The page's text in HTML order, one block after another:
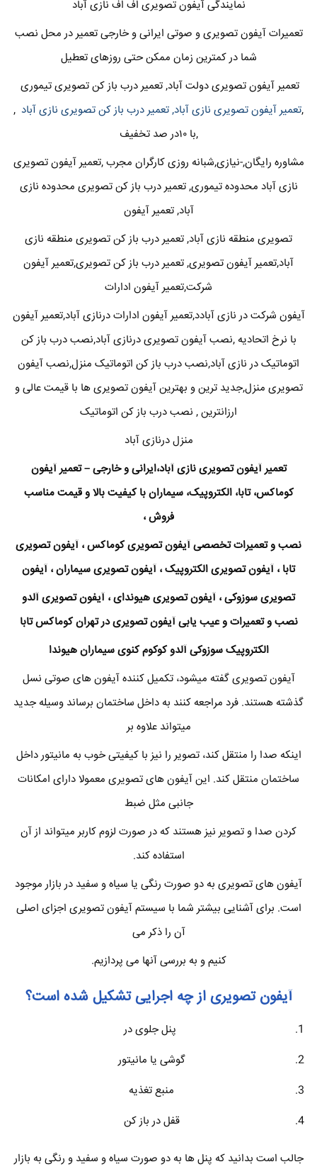
نمایندگی آیفون تصویری اف اف نازی آباد
تعمیرات آیفون تصویری و صوتی ایرانی و خارجی تعمیر در محل نصب
شما در کمترین زمان ممکن حتی روزهای تعطیل
تعمیر آیفون تصویری دولت آباد, تعمیر درب باز کن تصویری تیموری
,تعمیر آیفون تصویری نازی آباد, تعمیر درب باز کن تصویری نازی آباد ,
,با ۱۰در صد تخفیف
مشاوره رایگان,-نیازی,شبانه روزی کارگران مجرب ,تعمیر آیفون تصویری
نازی آباد محدوده تیموری, تعمیر درب باز کن تصویری محدوده نازی
آباد, تعمیر آیفون
تصویری منطقه نازی آباد, تعمیر درب باز کن تصویری منطقه نازی
آباد,تعمیر آیفون تصویری, تعمیر درب باز کن تصویری,تعمیر آیفون
شرکت,تعمیر آیفون ادارات
آیفون شرکت در نازی آبادد,تعمیر آیفون ادارات درنازی آباد,تعمیر آیفون
با نرخ اتحادیه ,نصب آیفون تصویری درنازی آباد,نصب درب باز کن
اتوماتیک در نازی آباد,نصب درب باز کن اتوماتیک منزل,نصب آیفون
تصویری منزل,جدید ترین و بهترین آیفون تصویری ها با قیمت عالی و
ارزانترین , نصب درب باز کن اتوماتیک
منزل درنازی آباد
تعمیر آیفون تصویری نازی آباد،ایرانی و خارجی – تعمیر آیفون
کوماکس، تابا، الکتروپیک، سیماران با کیفیت بالا و قیمت مناسب
فروش ،
نصب و تعمیرات تخصصی آیفون تصویری کوماکس ، آیفون تصویری
تابا ، آیفون تصویری الکتروپیک ، آیفون تصویری سیماران ، آیفون
تصویری سوزوکی ، آیفون تصویری هیوندای ، آیفون تصویری آلدو
نصب و تعمیرات و عیب یابی آیفون تصویری در تهران کوماکس تابا
الکتروپیک سوزوکی آلدو کوکوم کنوی سیماران هیوندا
آیفون تصویری گفته میشود، تکمیل کننده آیفون های صوتی نسل
گذشته هستند. فرد مراجعه کنند به داخل ساختمان برساند وسیله جدید
میتواند علاوه بر
اینکه صدا را منتقل کند، تصویر را نیز با کیفیتی خوب به مانیتور داخل
ساختمان منتقل کند. این آیفون های تصویری معمولا دارای امکانات
جانبی مثل ضبط
کردن صدا و تصویر نیز هستند که در صورت لزوم کاربر میتواند از آن
استفاده کند.
آیفون های تصویری به دو صورت رنگی یا سیاه و سفید در بازار موجود
است. برای آشنایی بیشتر شما با سیستم آیفون تصویری اجزای اصلی
آن را ذکر می
کنیم و به بررسی آنها می پردازیم.
آیفون تصویری از چه اجرایی تشکیل شده است؟
پنل جلوی در
گوشی یا مانیتور
منبع تغذیه
قفل در باز کن
جالب است بدانید که پنل ها به دو صورت سیاه و سفید و رنگی به بازار